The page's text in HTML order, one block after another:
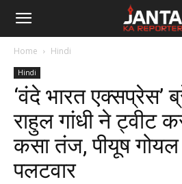
Janta
Reporter
Home Hindi
Hindi
‘वंदे भारत एक्सप्रेस’
राहुल गांधी ने ट्वीट
कसा तंज, पीयूष गोयल
पलटवार